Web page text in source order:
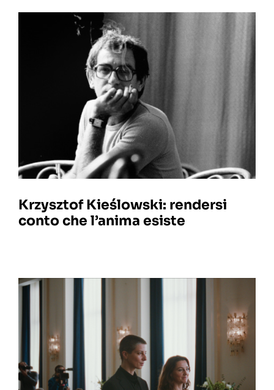
Krzysztof Kieślowski: rendersi
conto che l’anima esiste